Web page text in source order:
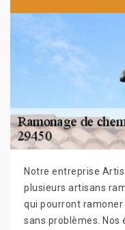
Notre entreprise
plusieurs artisans
qui pourront ramoner
sans problèmes.